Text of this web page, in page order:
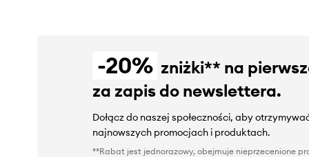
-20% zniżki** na
za zapis do newslettera.
Dołącz do naszej społeczności, aby
najnowszych promocjach i produktach.
**Rabat jest jednorazowy, obejmuje nieprzecenione